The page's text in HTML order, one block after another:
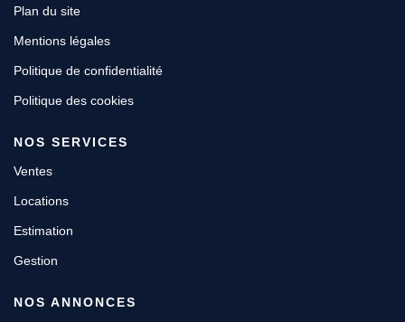
Plan du site
Mentions légales
Politique de confidentialité
Politique des cookies
NOS SERVICES
Ventes
Locations
Estimation
Gestion
NOS ANNONCES